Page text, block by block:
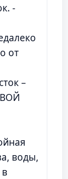
-
от
–
воды,